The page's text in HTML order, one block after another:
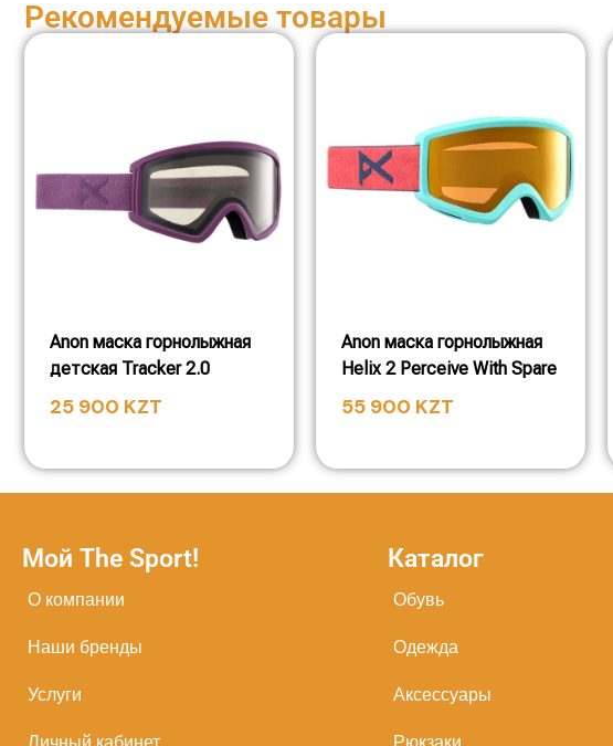
Рекомендуемые товары
Anon маска горнолыжная
детская Tracker 2.0
25 900 KZT
Anon маска горнолыжная
Helix 2 Perceive With Spare
55 900 KZT
Мой The Sport!
О компании
Наши бренды
Услуги
Каталог
Обувь
Одежда
Аксессуары